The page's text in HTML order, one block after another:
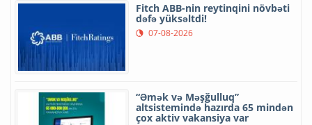
Fitch ABB-nin reytinqini növbəti
dəfə yüksəltdi!
07-08-2026
“Əmək və Məşğulluq”
altsistemində hazırda 65 mindən
çox aktiv vakansiya var